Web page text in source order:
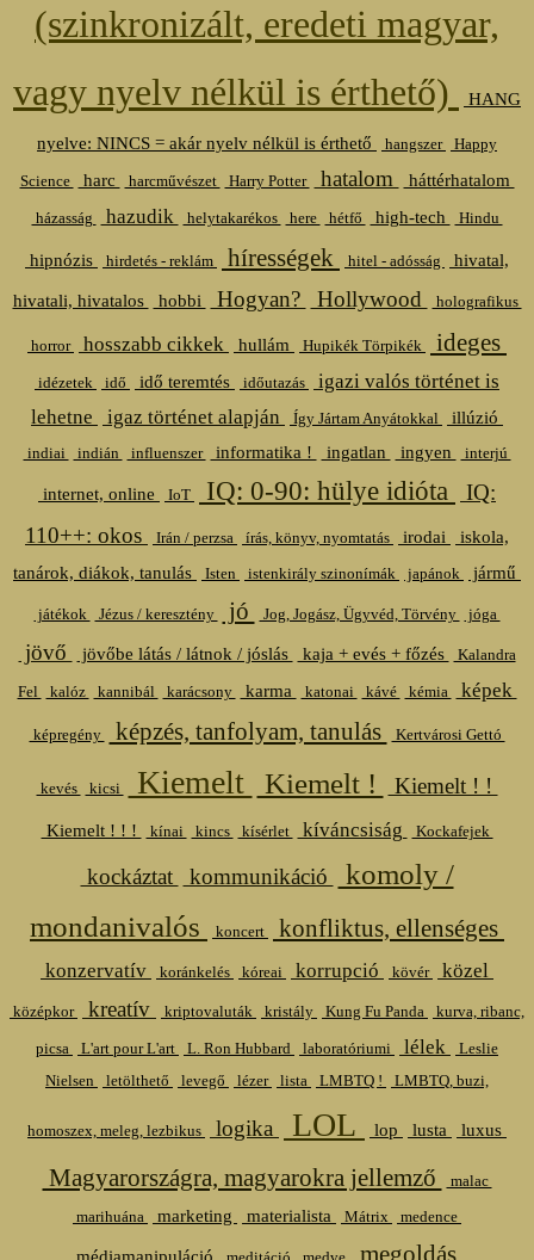
(szinkronizált, eredeti magyar,
vagy nyelv nélkül is érthető)
HANG
nyelve: NINCS = akár nyelv nélkül is érthető hangszer Happy
Science harc harcművészet Harry Potter hatalom háttérhatalom
házasság hazudik helytakarékos here hétfő high-tech Hindu
hipnózis hirdetés - reklám hírességek hitel - adósság
hivatal,
hivatali, hivatalos
hobbi Hogyan? Hollywood holografikus
horror hosszabb cikkek hullám Hupikék Törpikék ideges
idézetek idő idő teremtés időutazás
igazi valós történet is
lehetne
igaz történet alapján Így Jártam Anyátokkal illúzió
indiai indián influenszer informatika ! ingatlan ingyen interjú
internet, online IoT IQ: 0-90: hülye idióta
IQ:
110++: okos
Irán / perzsa írás, könyv, nyomtatás irodai
iskola,
tanárok, diákok, tanulás
Isten istenkirály szinonímák japánok jármű
játékok Jézus / keresztény jó Jog, Jogász, Ügyvéd, Törvény jóga
jövő jövőbe látás / látnok / jóslás kaja + evés + főzés Kalandra
Fel kalóz kannibál karácsony karma katonai kávé kémia képek
képregény képzés, tanfolyam, tanulás Kertvárosi Gettó
kevés kicsi Kiemelt Kiemelt ! Kiemelt ! !
Kiemelt ! ! ! kínai kincs kísérlet kíváncsiság Kockafejek
kockáztat kommunikáció
komoly /
mondanivalós
koncert konfliktus, ellenséges
konzervatív koránkelés kóreai korrupció kövér közel
középkor kreatív kriptovaluták kristály Kung Fu Panda kurva, ribanc,
picsa L'art pour L'art L. Ron Hubbard laboratóriumi lélek
Leslie
Nielsen
letölthető levegő lézer lista LMBTQ ! LMBTQ, buzi,
homoszex, meleg, lezbikus logika LOL lop lusta luxus
Magyarországra, magyarokra jellemző
malac
marihuána
marketing materialista Mátrix medence
médiamanipuláció megoldás